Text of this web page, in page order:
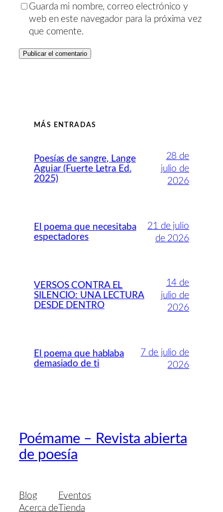
Guarda mi nombre, correo electrónico y
web en este navegador para la próxima vez
que comente.
MÁS ENTRADAS
Poesías de sangre, Lange
Aguiar (Fuerte Letra Ed.
2025)
28 de
julio de
2026
El poema que necesitaba
espectadores
21 de julio
de 2026
VERSOS CONTRA EL
SILENCIO: UNA LECTURA
DESDE DENTRO
14 de
julio de
2026
El poema que hablaba
demasiado de ti
7 de julio de
2026
Poémame – Revista abierta
de poesía
Blog
Acerca de
Eventos
Tienda